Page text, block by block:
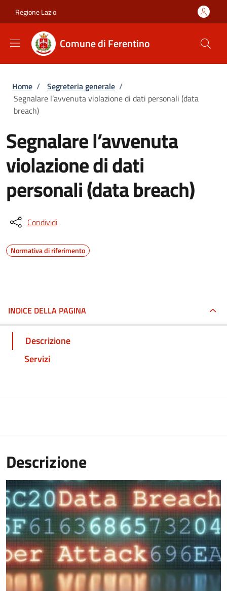
Regione Lazio
Comune di Ferentino
Briciole di pane
Home / Segreteria generale /
Segnalare l’avvenuta violazione di dati personali (data
breach)
Segnalare l’avvenuta
violazione di dati
personali (data breach)
Condividi
Normativa di riferimento
INDICE DELLA PAGINA
Descrizione
Servizi
Descrizione